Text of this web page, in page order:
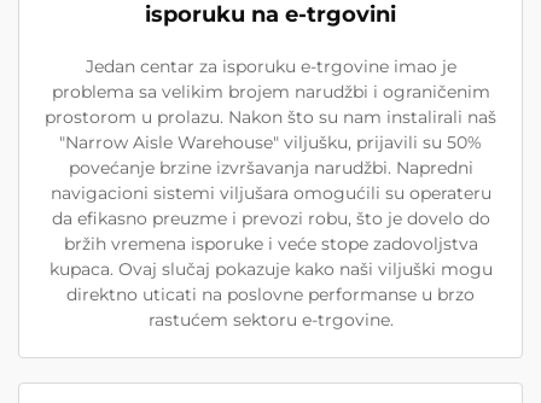
isporuku na e-trgovini
Jedan centar za isporuku e-trgovine imao je
problema sa velikim brojem narudžbi i ograničenim
prostorom u prolazu. Nakon što su nam instalirali naš
"Narrow Aisle Warehouse" viljušku, prijavili su 50%
povećanje brzine izvršavanja narudžbi. Napredni
navigacioni sistemi viljušara omogućili su operateru
da efikasno preuzme i prevozi robu, što je dovelo do
bržih vremena isporuke i veće stope zadovoljstva
kupaca. Ovaj slučaj pokazuje kako naši viljuški mogu
direktno uticati na poslovne performanse u brzo
rastućem sektoru e-trgovine.